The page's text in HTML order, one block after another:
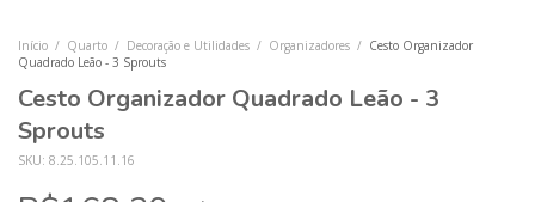
Início / Quarto / Decoração e Utilidades / Organizadores / Cesto Organizador
Quadrado Leão - 3 Sprouts
Cesto Organizador Quadrado Leão - 3
Sprouts
SKU: 8.25.105.11.16